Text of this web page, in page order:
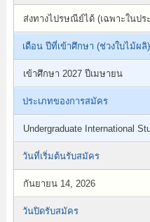
ส่งทางไปรษณีย์ได้ (เฉพาะในป
เดือน ปีที่เข้าศึกษา (ช่วงใบไม้ผลิ)
เข้าศึกษา 2027 ปีเมษายน
ประเภทของการสมัคร
Undergraduate International
วันที่เริ่มต้นรับสมัคร
กันยายน 14, 2026
วันปิดรับสมัคร